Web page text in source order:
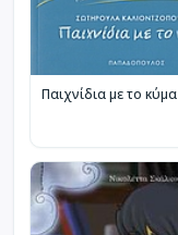
Παιχνίδια με το κύμα